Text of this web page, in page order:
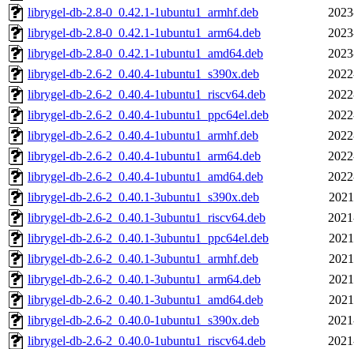
librygel-db-2.8-0_0.42.1-1ubuntu1_armhf.deb
librygel-db-2.8-0_0.42.1-1ubuntu1_arm64.deb
librygel-db-2.8-0_0.42.1-1ubuntu1_amd64.deb
librygel-db-2.6-2_0.40.4-1ubuntu1_s390x.deb
librygel-db-2.6-2_0.40.4-1ubuntu1_riscv64.deb
librygel-db-2.6-2_0.40.4-1ubuntu1_ppc64el.deb
librygel-db-2.6-2_0.40.4-1ubuntu1_armhf.deb
librygel-db-2.6-2_0.40.4-1ubuntu1_arm64.deb
librygel-db-2.6-2_0.40.4-1ubuntu1_amd64.deb
librygel-db-2.6-2_0.40.1-3ubuntu1_s390x.deb
librygel-db-2.6-2_0.40.1-3ubuntu1_riscv64.deb
librygel-db-2.6-2_0.40.1-3ubuntu1_ppc64el.deb
librygel-db-2.6-2_0.40.1-3ubuntu1_armhf.deb
librygel-db-2.6-2_0.40.1-3ubuntu1_arm64.deb
librygel-db-2.6-2_0.40.1-3ubuntu1_amd64.deb
librygel-db-2.6-2_0.40.0-1ubuntu1_s390x.deb
librygel-db-2.6-2_0.40.0-1ubuntu1_riscv64.deb